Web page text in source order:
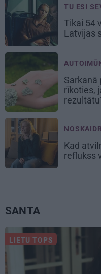
TU ESI
Tikai 54
Latvijas
Sarkanā
rīkoties,
Kad
reflukss
SANTA
LIETU TOPS